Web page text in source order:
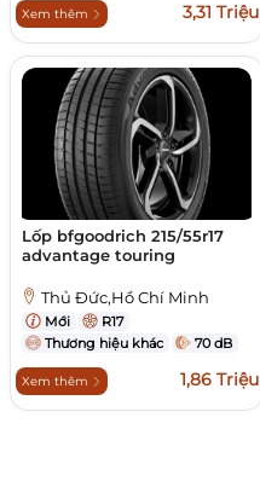
Xem thêm 3,31 Triệu
Lốp bfgoodrich 215/55r17
advantage touring
Thủ Đức,Hồ Chí Minh
Mới
R17
Thương hiệu khác
70 dB
Xem thêm 1,86 Triệu